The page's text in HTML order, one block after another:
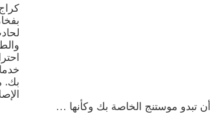
ورشة
خدمة
على
بك.
أن تبدو موستنج الخاصة بك وكأنها …